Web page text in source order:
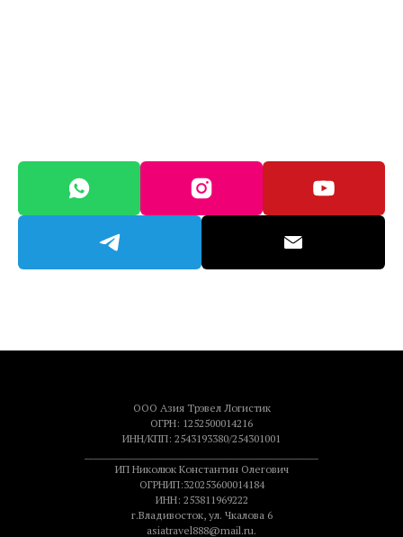
ООО Азия Трэвел Логистик
ОГРН: 1252500014216
ИНН/КПП: 2543193380/254301001
ИП Николюк Константин Олегович
ОГРНИП:320253600014184
ИНН: 253811969222
г.Владивосток, ул. Чкалова 6
asiatravel888@mail.ru.